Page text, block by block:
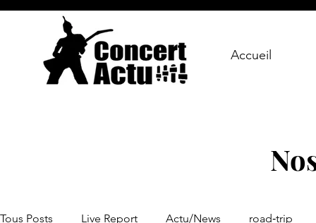
Accueil
Tous Posts Live Report Actu/News road‑trip